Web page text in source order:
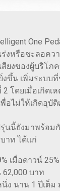
One
งหรือชะลอควา
สียงของผู้บริโ
ขึ้น เพิ่มระบบ
โดยเมื่อเกิดเ
อไม่ให้เกิดอุบั
นนี้ยังมาพร้อม
าท ได้แก่
เมื่อดาวน์
บาท
ง นาน 1 ปีเต็ม